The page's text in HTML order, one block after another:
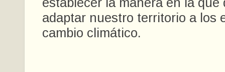
adaptar nuestro territorio a los
cambio climático.